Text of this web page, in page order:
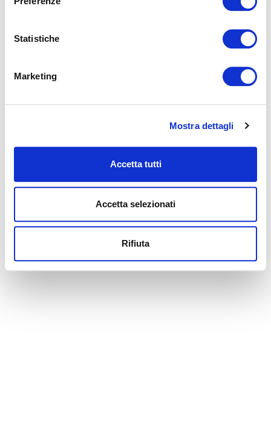
Statistiche
Marketing
Mostra dettagli
Accetta tutti
Accetta selezionati
Rifiuta